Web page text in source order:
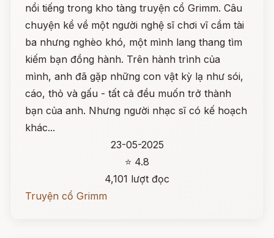
nổi tiếng trong kho tàng truyện cổ Grimm. Câu
chuyện kể về một người nghệ sĩ chơi vĩ cầm tài
ba nhưng nghèo khó, một mình lang thang tìm
kiếm bạn đồng hành. Trên hành trình của
mình, anh đã gặp những con vật kỳ lạ như sói,
cáo, thỏ và gấu - tất cả đều muốn trở thành
bạn của anh. Nhưng người nhạc sĩ có kế hoạch
khác...
23-05-2025
⭐ 4.8
4,101 lượt đọc
Truyện cổ Grimm